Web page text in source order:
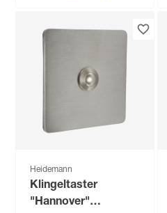
Heidemann
Klingeltaster
"Hannover"